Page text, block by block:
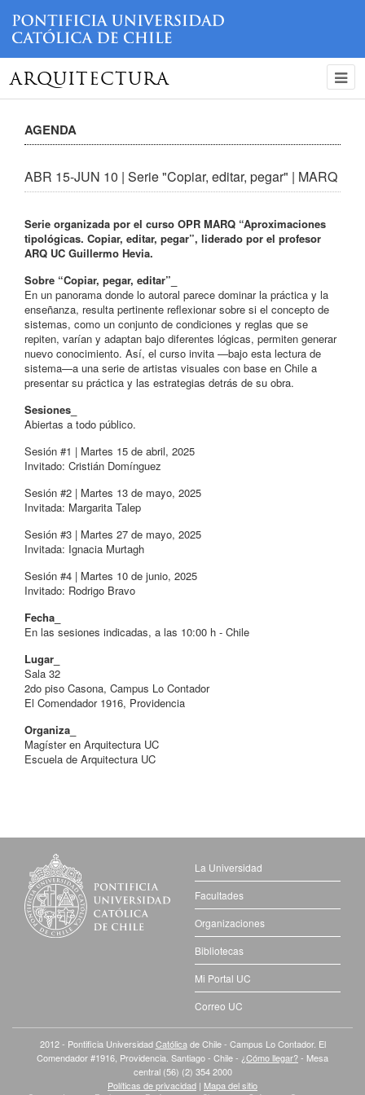
ARQUITECTURA
AGENDA
ABR 15-JUN 10 | Serie "Copiar, editar, pegar" | MARQ
Serie organizada por el curso OPR MARQ “Aproximaciones
tipológicas. Copiar, editar, pegar”, liderado por el profesor
ARQ UC Guillermo Hevia.
Sobre “Copiar, pegar, editar”_
En un panorama donde lo autoral parece dominar la práctica y la
enseñanza, resulta pertinente reflexionar sobre si el concepto de
sistemas, como un conjunto de condiciones y reglas que se
repiten, varían y adaptan bajo diferentes lógicas, permiten generar
nuevo conocimiento. Así, el curso invita —bajo esta lectura de
sistema—a una serie de artistas visuales con base en Chile a
presentar su práctica y las estrategias detrás de su obra.
Sesiones_
Abiertas a todo público.
Sesión #1 | Martes 15 de abril, 2025
Invitado: Cristián Domínguez
Sesión #2 | Martes 13 de mayo, 2025
Invitada: Margarita Talep
Sesión #3 | Martes 27 de mayo, 2025
Invitada: Ignacia Murtagh
Sesión #4 | Martes 10 de junio, 2025
Invitado: Rodrigo Bravo
Fecha_
En las sesiones indicadas, a las 10:00 h - Chile
Lugar_
Sala 32
2do piso Casona, Campus Lo Contador
El Comendador 1916, Providencia
Organiza_
Magíster en Arquitectura UC
Escuela de Arquitectura UC
La Universidad
Facultades
Organizaciones
Bibliotecas
Mi Portal UC
Correo UC
2012 - Pontificia UniversidadCatólica de Chile - Campus Lo Contador. El
Comendador #1916, Providencia. Santiago - Chile - ¿Cómo llegar?- Mesa
central (56) (2) 354 2000
Políticas de privacidad | Mapa del sitio